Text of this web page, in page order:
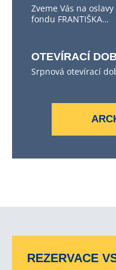
Zveme Vás na
fondu FRANTIŠKA…
OTEVÍRACÍ
Srpnová otevírací
REZERVACE